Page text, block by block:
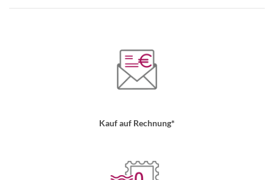
Kauf auf Rechnung*